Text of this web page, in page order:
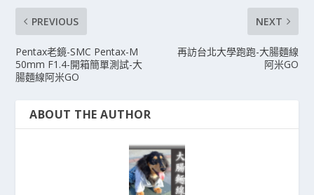
PREVIOUS
Pentax老鏡-SMC Pentax-M
50mm F1.4-開箱簡單測試-大
腸麵線阿米GO
NEXT
再訪台北大學跑跑-大腸麵線
阿米GO
ABOUT THE AUTHOR